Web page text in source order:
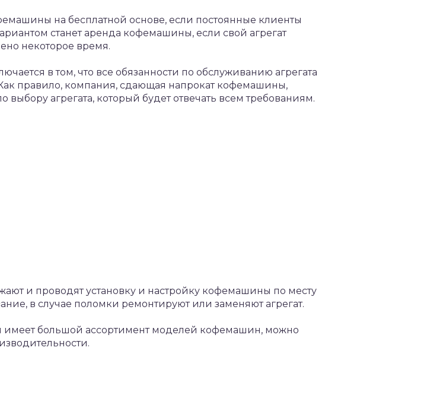
на бесплатной основе, если постоянные клиенты
станет аренда кофемашины, если свой агрегат
некоторое время.
в том, что все обязанности по обслуживанию агрегата
правило, компания, сдающая напрокат кофемашины,
выбору агрегата, который будет отвечать всем требованиям.
и проводят установку и настройку кофемашины по месту
в случае поломки ремонтируют или заменяют агрегат.
имеет большой ассортимент моделей кофемашин, можно